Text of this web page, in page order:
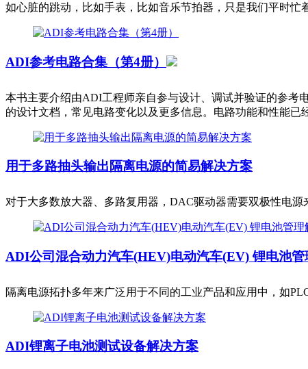
如心脏的跳动，比如手表，比如音乐节拍器，只是我们平时忙
ADI参考电路合集（第4册）
本书主要介绍由ADI工程师亲自参与设计、调试并验证的参考
的设计文档，常见电路变化以及更多信息。电路功能和性能已
用于多路抽头输出隔离电源的简易解决方案
对于大多数放大器、多路复用器，DAC驱动器需要双极性电
ADI公司混合动力汽车(HEV)电动汽车(EV) 锂电池管
隔离电源拓扑多年来广泛用于不同的工业产品和应用中，如
ADI锂离子电池测试设备解决方案